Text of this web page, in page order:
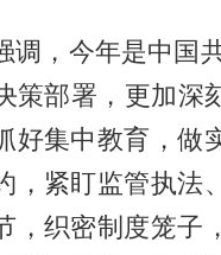
调，今年是中国
策部署，更加深
好集中教育，做
，紧盯监管执法
，织密制度笼子